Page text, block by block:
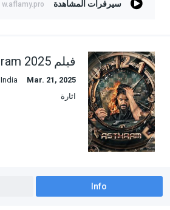
سيرفرات المشاهدة w.aflamy.pro
فيلم Asthram 2025 مترجم
Mar. 21, 2025
India
اثارة
Info